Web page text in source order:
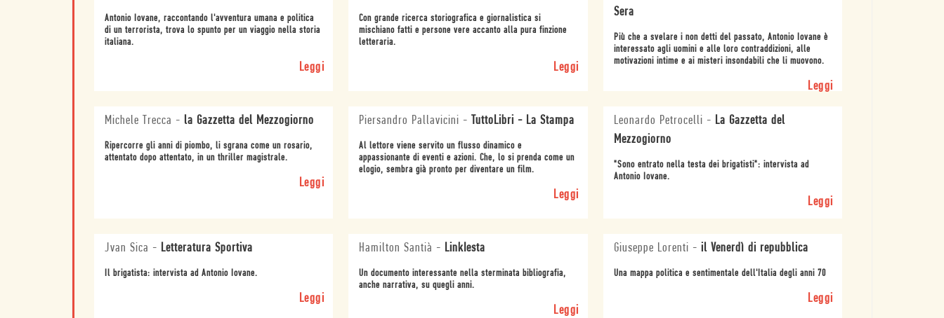
Antonio Iovane, raccontando l'avventura umana e politica
di un terrorista, trova lo spunto per un viaggio nella storia
italiana.
Leggi
Con grande ricerca storiografica e giornalistica si
mischiano fatti e persone vere accanto alla pura finzione
letteraria.
Leggi
Sera
Più che a svelare i non detti del passato, Antonio Iovane è
interessato agli uomini e alle loro contraddizioni, alle
motivazioni intime e ai misteri insondabili che li muovono.
Leggi
Michele Trecca - la Gazzetta del Mezzogiorno
Ripercorre gli anni di piombo, li sgrana come un rosario,
attentato dopo attentato, in un thriller magistrale.
Leggi
Piersandro Pallavicini - TuttoLibri - La Stampa
Al lettore viene servito un flusso dinamico e
appassionante di eventi e azioni. Che, lo si prenda come un
elogio, sembra già pronto per diventare un film.
Leggi
Leonardo Petrocelli - La Gazzetta del
Mezzogiorno
"Sono entrato nella testa dei brigatisti": intervista ad
Antonio Iovane.
Leggi
Jvan Sica - Letteratura Sportiva
Il brigatista: intervista ad Antonio Iovane.
Leggi
Hamilton Santià - LinkIesta
Un documento interessante nella sterminata bibliografia,
anche narrativa, su quegli anni.
Leggi
Giuseppe Lorenti - il Venerdì di repubblica
Una mappa politica e sentimentale dell'Italia degli anni 70
Leggi